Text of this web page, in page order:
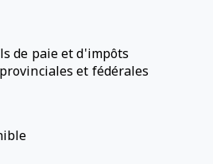
de paie et d'impôts
et fédérales